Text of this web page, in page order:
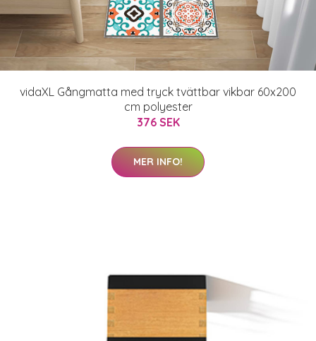
vidaXL Gångmatta med tryck tvättbar vikbar 60x200
cm polyester
376 SEK
MER INFO!